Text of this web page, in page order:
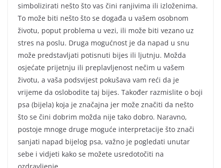
simbolizirati nešto što vas čini ranjivima ili izloženima.
To može biti nešto što se događa u vašem osobnom
životu, poput problema u vezi, ili može biti vezano uz
stres na poslu. Druga mogućnost je da napad u snu
može predstavljati potisnuti bijes ili ljutnju. Možda
osjećate prijetnju ili preplavljenost nečim u vašem
životu, a vaša podsvijest pokušava vam reći da je
vrijeme da oslobodite taj bijes. Također razmislite o boji
psa (bijela) koja je značajna jer može značiti da nešto
što se čini dobrim možda nije tako dobro. Naravno,
postoje mnoge druge moguće interpretacije što znači
sanjati napad bijelog psa, važno je pogledati unutar
sebe i vidjeti kako se možete usredotočiti na
ozdravljenje.